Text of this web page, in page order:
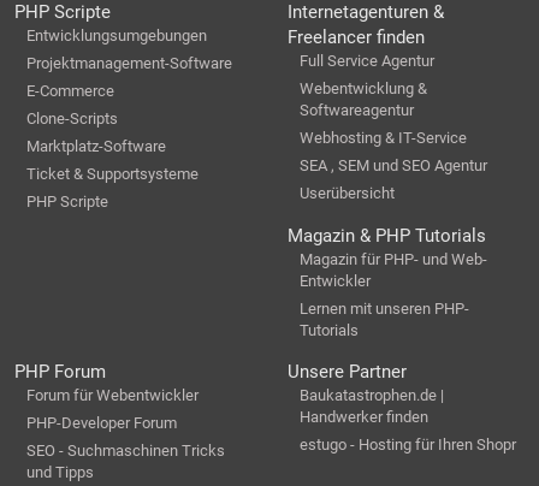
PHP Scripte
Entwicklungsumgebungen
Projektmanagement-Software
E-Commerce
Clone-Scripts
Marktplatz-Software
Ticket & Supportsysteme
PHP Scripte
Internetagenturen &
Freelancer finden
Full Service Agentur
Webentwicklung &
Softwareagentur
Webhosting & IT-Service
SEA , SEM und SEO Agentur
Userübersicht
Magazin & PHP Tutorials
Magazin für PHP- und Web-
Entwickler
Lernen mit unseren PHP-
Tutorials
PHP Forum
Forum für Webentwickler
PHP-Developer Forum
SEO - Suchmaschinen Tricks
und Tipps
Unsere Partner
Baukatastrophen.de |
Handwerker finden
estugo - Hosting für Ihren Shopr